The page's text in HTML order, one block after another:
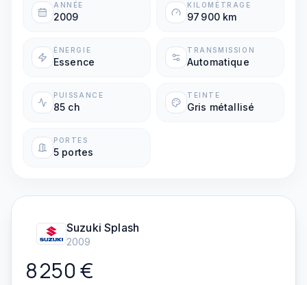
ANNÉE
2009
KILOMÉTRAGE
97 900 km
ÉNERGIE
Essence
TRANSMISSION
Automatique
PUISSANCE
85 ch
TEINTE
Gris métallisé
PORTES
5 portes
Suzuki Splash
2009
8 250€